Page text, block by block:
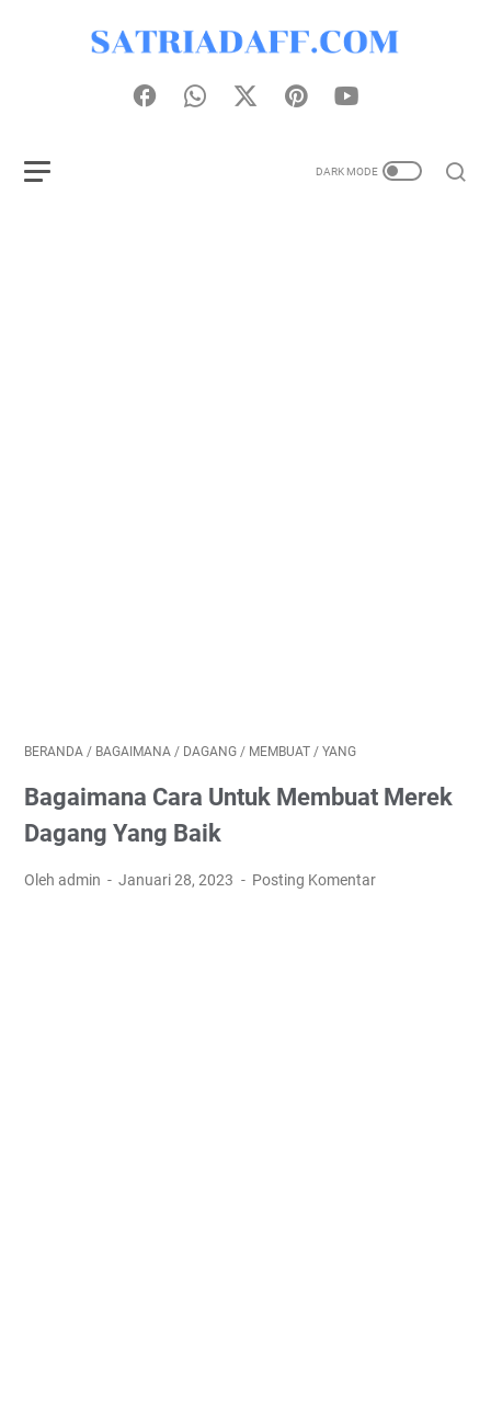
BERANDA / BAGAIMANA / DAGANG / MEMBUAT / YANG
Bagaimana Cara Untuk Membuat Merek
Dagang Yang Baik
Oleh admin Januari 28, 2023 Posting Komentar